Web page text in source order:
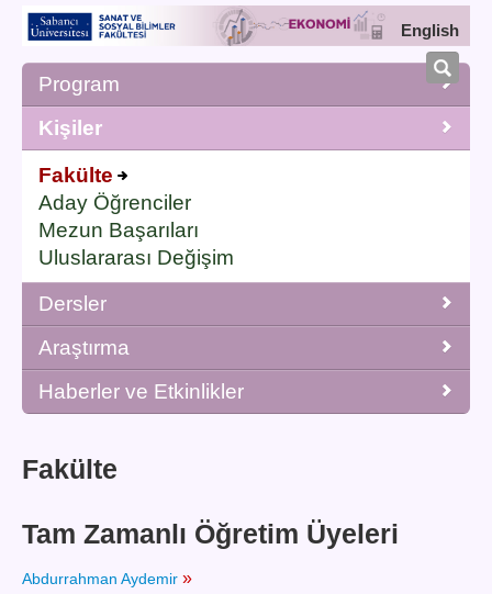
English
Program
Kişiler
Fakülte
Aday Öğrenciler
Mezun Başarıları
Uluslararası Değişim
Dersler
Araştırma
Haberler ve Etkinlikler
Fakülte
Tam Zamanlı Öğretim Üyeleri
Abdurrahman Aydemir »